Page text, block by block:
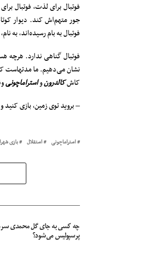
فوتبال برای لذت، فوتبال
جور متهم‌اش کند. دیوار
فوتبال به بام رسیده‌اند، به
فوتبال گناهی ندارد. هرچه
نشان می‌دهیم. ما مدتهاست
کاشکالدرونواستراماچونی
– بروید توی زمین، بازی کنید
استراماچونی استقلال بازی
چه کسی به جای گل محمدی
پرسپولیس می‌شود؟